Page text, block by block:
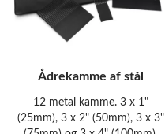
Ådrekamme af stål
12 metal kamme. 3 x 1"
(25mm), 3 x 2" (50mm), 3 x 3"